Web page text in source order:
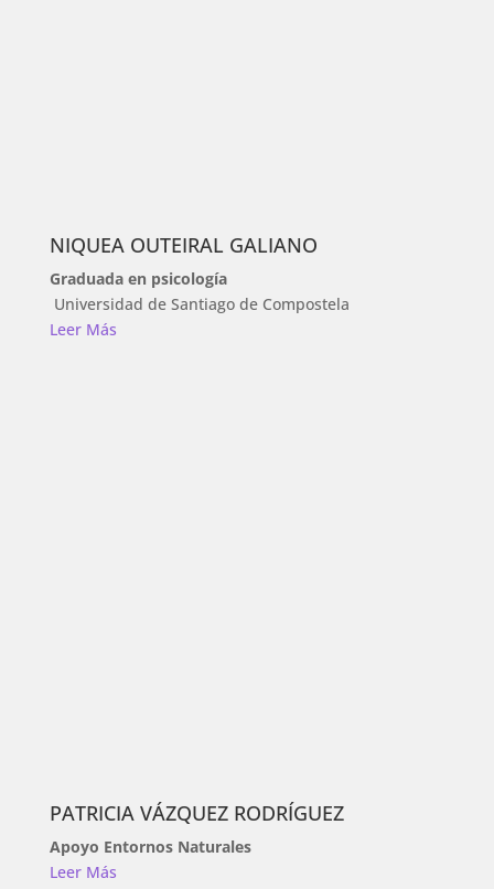
NIQUEA OUTEIRAL GALIANO
Graduada en psicología
Universidad de Santiago de Compostela
Leer Más
PATRICIA VÁZQUEZ RODRÍGUEZ
Apoyo Entornos Naturales
Leer Más